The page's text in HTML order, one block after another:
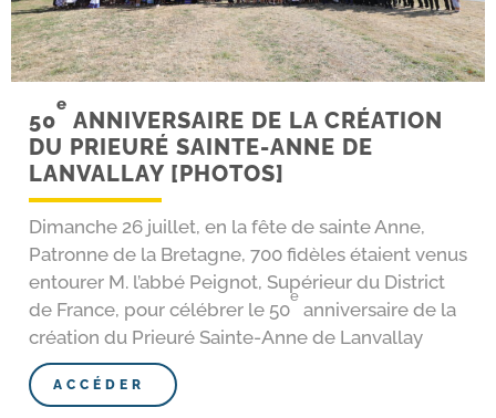
50
e
ANNIVERSAIRE DE LA CRÉATION
DU PRIEURÉ SAINTE-​ANNE DE
LANVALLAY [PHOTOS]
Dimanche 26 juillet, en la fête de sainte Anne,
Patronne de la Bretagne, 700 fidèles étaient venus
entou­rer M. l’ab­bé Peignot, Supérieur du District
de France, pour célé­brer le 50
e
anni­ver­saire de la
créa­tion du Prieuré Sainte-​Anne de Lanvallay
ACCÉDER